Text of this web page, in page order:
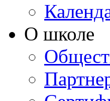
О школе